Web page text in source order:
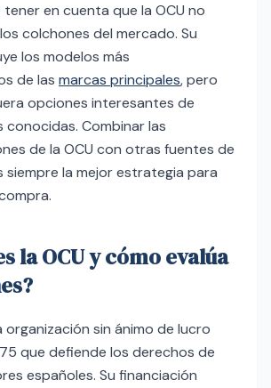
en cuenta que la OCU no
colchones del mercado. Su
los modelos más
de las marcas principales, pero
opciones interesantes de
conocidas. Combinar las
de la OCU con otras fuentes de
siempre la mejor estrategia para
la OCU y cómo evalúa
organización sin ánimo de lucro
que defiende los derechos de
españoles. Su financiación